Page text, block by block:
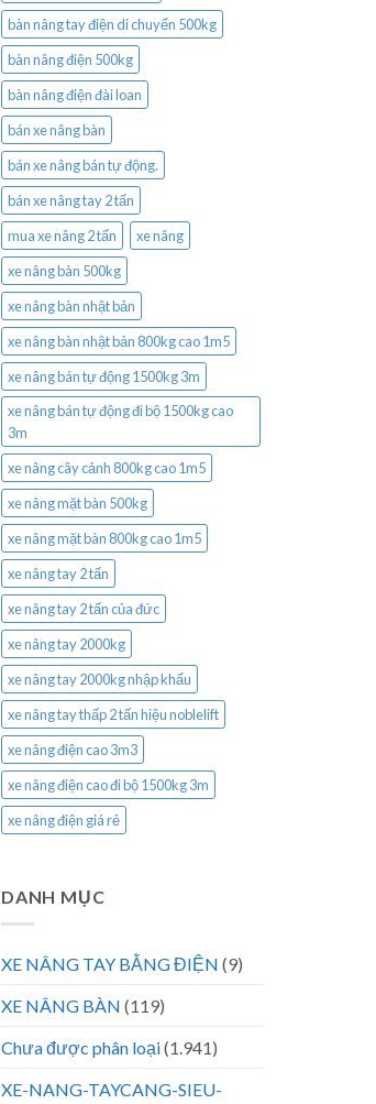
bàn nâng tay điện di chuyển 500kg
bàn nâng điện 500kg
bàn nâng điện đài loan
bán xe nâng bàn
bán xe nâng bán tự động.
bán xe nâng tay 2 tấn
mua xe nâng 2 tấn
xe nâng
xe nâng bàn 500kg
xe nâng bàn nhật bản
xe nâng bàn nhật bản 800kg cao 1m5
xe nâng bán tự động 1500kg 3m
xe nâng bán tự động đi bộ 1500kg cao
3m
xe nâng cây cảnh 800kg cao 1m5
xe nâng mặt bàn 500kg
xe nâng mặt bàn 800kg cao 1m5
xe nâng tay 2 tấn
xe nâng tay 2 tấn của đức
xe nâng tay 2000kg
xe nâng tay 2000kg nhập khẩu
xe nâng tay thấp 2 tấn hiệu noblelift
xe nâng điện cao 3m3
xe nâng điện cao đi bộ 1500kg 3m
xe nâng điện giá rẻ
DANH MỤC
XE NÂNG TAY BẰNG ĐIỆN (9)
XE NÂNG BÀN (119)
Chưa được phân loại(1.941)
XE-NANG-TAYCANG-SIEU-